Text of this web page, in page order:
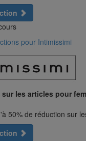
pour Intimissimi
les articles pour
50% de réduction sur